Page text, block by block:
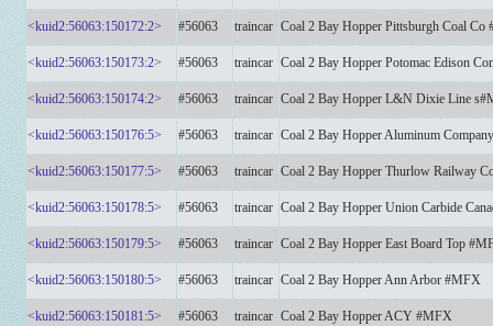
<kuid2:56063:150172:2> #56063 traincar Coal 2 Bay Hopper Pittsburgh Coal Co
<kuid2:56063:150173:2> #56063 traincar Coal 2 Bay Hopper Potomac Edison
<kuid2:56063:150174:2> #56063 traincar Coal 2 Bay Hopper L&N Dixie Line
<kuid2:56063:150176:5> #56063 traincar Coal 2 Bay Hopper Aluminum
<kuid2:56063:150177:5> #56063 traincar Coal 2 Bay Hopper Thurlow Railway
<kuid2:56063:150178:5> #56063 traincar Coal 2 Bay Hopper Union Carbide
<kuid2:56063:150179:5> #56063 traincar Coal 2 Bay Hopper East Board Top
<kuid2:56063:150180:5> #56063 traincar Coal 2 Bay Hopper Ann Arbor #MFX
<kuid2:56063:150181:5> #56063 traincar Coal 2 Bay Hopper ACY #MFX